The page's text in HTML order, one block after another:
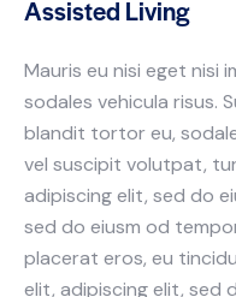
Assisted Living
Mauris eu nisi eget nisi
sodales vehicula risus.
blandit tortor eu,
vel suscipit volutpat,
adipiscing elit, sed do
sed do eiusm od
placerat eros, eu
elit, adipiscing elit, sed